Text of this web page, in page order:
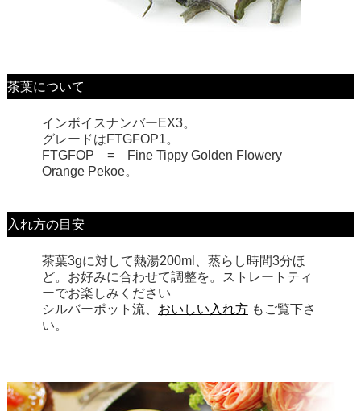
茶葉について
インボイスナンバーEX3。
グレードはFTGFOP1。
FTGFOP = Fine Tippy Golden Flowery
Orange Pekoe。
入れ方の目安
茶葉3gに対して熱湯200ml、蒸らし時間3分ほ
ど。お好みに合わせて調整を。ストレートティ
ーでお楽しみください
シルバーポット流、 おいしい入れ方もご覧下さ
い。